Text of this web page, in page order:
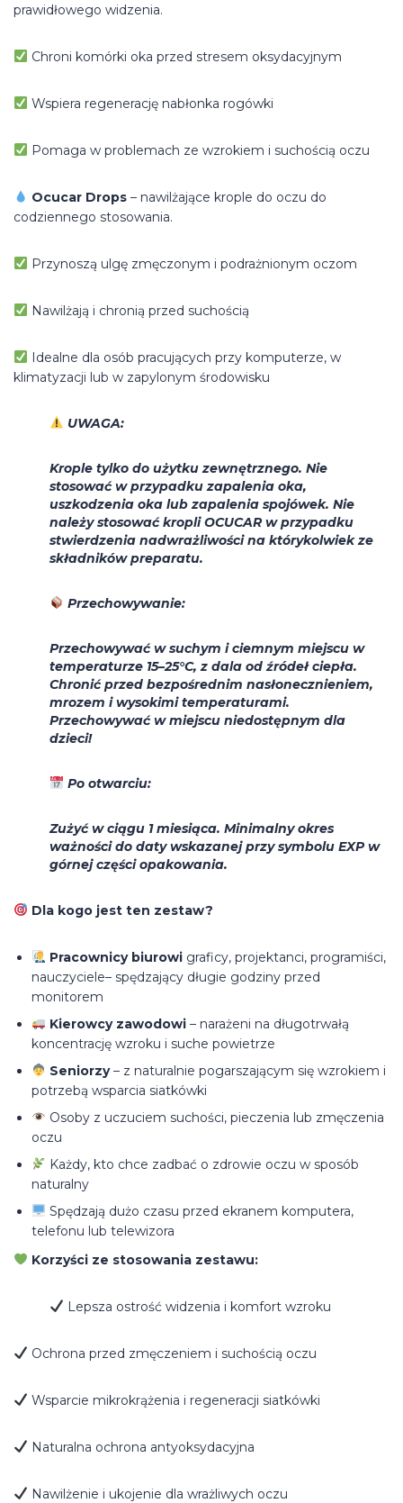
prawidłowego widzenia.
Chroni komórki oka przed stresem oksydacyjnym
Wspiera regenerację nabłonka rogówki
Pomaga w problemach ze wzrokiem i suchością oczu
Ocucar Drops– nawilżające krople do oczu do
codziennego stosowania.
Przynoszą ulgę zmęczonym i podrażnionym oczom
Nawilżają i chronią przed suchością
Idealne dla osób pracujących przy komputerze, w
klimatyzacji lub w zapylonym środowisku
UWAGA:
Krople tylko do użytku zewnętrznego. Nie
stosować w przypadku zapalenia oka,
uszkodzenia oka lub zapalenia spojówek. Nie
należy stosować kropliOCUCARw przypadku
stwierdzenia nadwrażliwości na którykolwiek ze
składników preparatu.
Przechowywanie:
Przechowywać w suchym i ciemnym miejscu w
temperaturze 15–25°C, z dala od źródeł ciepła.
Chronić przed bezpośrednim nasłonecznieniem,
mrozem i wysokimi temperaturami.
Przechowywać w miejscu niedostępnym dla
dzieci!
Po otwarciu:
Zużyć w ciągu 1 miesiąca. Minimalny okres
ważności do daty wskazanej przy symbolu EXP w
górnej części opakowania.
Dla kogo jest ten zestaw?
Pracownicy biurowigraficy, projektanci, programiści,
nauczyciele– spędzający długie godziny przed
monitorem
Kierowcy zawodowi– narażeni na długotrwałą
koncentrację wzroku i suche powietrze
Seniorzy– z naturalnie pogarszającym się wzrokiem i
potrzebą wsparcia siatkówki
Osoby z uczuciem suchości, pieczenia lub zmęczenia
oczu
Każdy, kto chce zadbać o zdrowie oczu w sposób
naturalny
Spędzają dużo czasu przed ekranem komputera,
telefonu lub telewizora
Korzyści ze stosowania zestawu:
Lepsza ostrość widzenia i komfort wzroku
Ochrona przed zmęczeniem i suchością oczu
Wsparcie mikrokrążenia i regeneracji siatkówki
Naturalna ochrona antyoksydacyjna
Nawilżenie i ukojenie dla wrażliwych oczu